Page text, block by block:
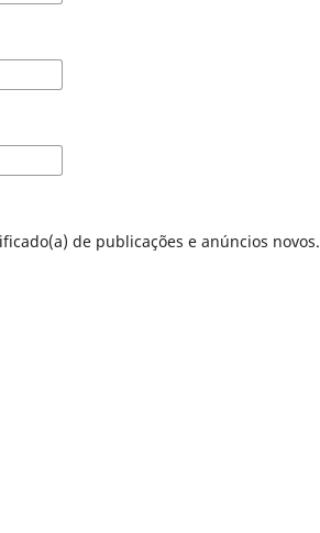
de publicações e anúncios novos.